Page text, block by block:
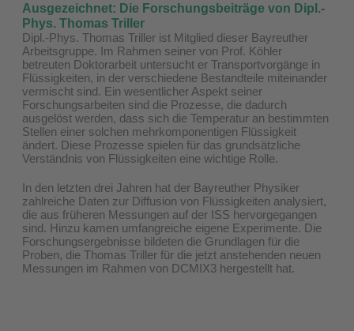
Ausgezeichnet: Die Forschungsbeiträge von Dipl.-
Phys. Thomas Triller
Dipl.-Phys. Thomas Triller ist Mitglied dieser Bayreuther
Arbeitsgruppe. Im Rahmen seiner von Prof. Köhler
betreuten Doktorarbeit untersucht er Transportvorgänge in
Flüssigkeiten, in der verschiedene Bestandteile miteinander
vermischt sind. Ein wesentlicher Aspekt seiner
Forschungsarbeiten sind die Prozesse, die dadurch
ausgelöst werden, dass sich die Temperatur an bestimmten
Stellen einer solchen mehrkomponentigen Flüssigkeit
ändert. Diese Prozesse spielen für das grundsätzliche
Verständnis von Flüssigkeiten eine wichtige Rolle.
In den letzten drei Jahren hat der Bayreuther Physiker
zahlreiche Daten zur Diffusion von Flüssigkeiten analysiert,
die aus früheren Messungen auf der ISS hervorgegangen
sind. Hinzu kamen umfangreiche eigene Experimente. Die
Forschungsergebnisse bildeten die Grundlagen für die
Proben, die Thomas Triller für die jetzt anstehenden neuen
Messungen im Rahmen von DCMIX3 hergestellt hat.